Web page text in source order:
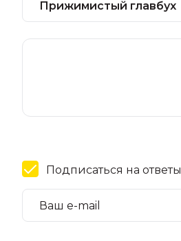
Подписаться на ответы